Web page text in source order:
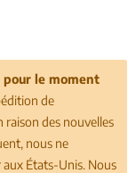
pour le moment
de
raison des nouvelles
nous ne
États-Unis. Nous